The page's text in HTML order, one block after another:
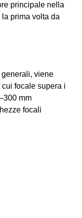
principale nella
prima volta da
viene
focale supera i
mm
focali